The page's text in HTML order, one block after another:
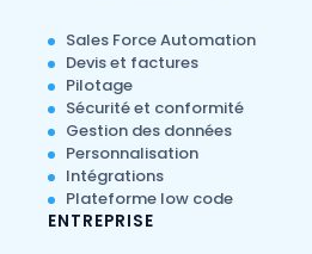
Sales Force Automation
Devis et factures
Pilotage
Sécurité et conformité
Gestion des données
Personnalisation
Intégrations
Plateforme low code
ENTREPRISE